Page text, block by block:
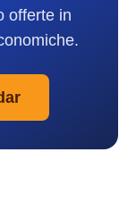
offerte in